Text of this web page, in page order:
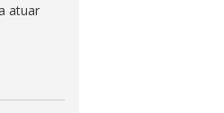
atuar